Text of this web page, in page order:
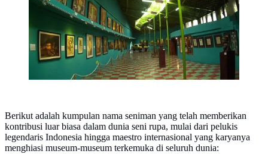
Berikut adalah kumpulan nama seniman yang telah memberikan
kontribusi luar biasa dalam dunia seni rupa, mulai dari pelukis
legendaris Indonesia hingga maestro internasional yang karyanya
menghiasi museum-museum terkemuka di seluruh dunia: